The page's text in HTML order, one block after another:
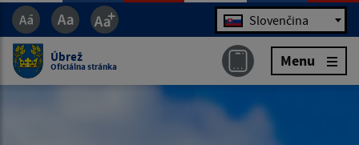
Jazyk Slovenčina
Úbrež
Oficiálna stránka Menu